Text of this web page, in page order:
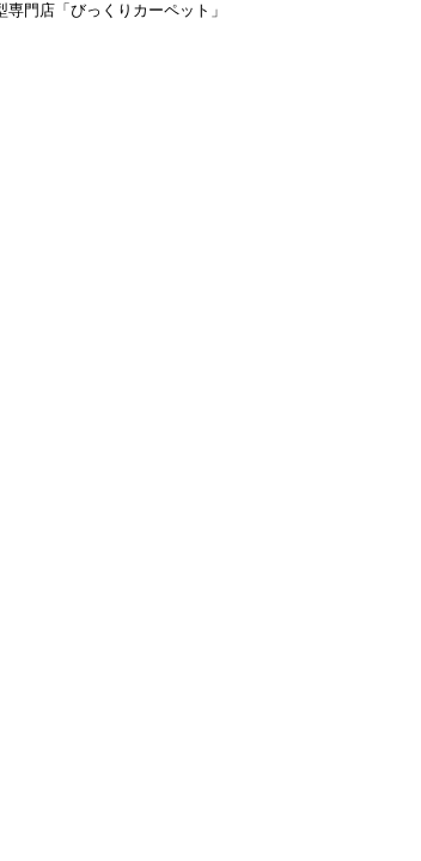
門店「びっくりカーペット」